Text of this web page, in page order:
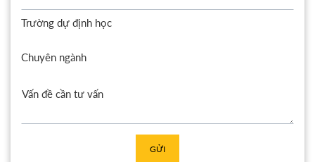
Trường dự định học
Chuyên ngành
GỬI